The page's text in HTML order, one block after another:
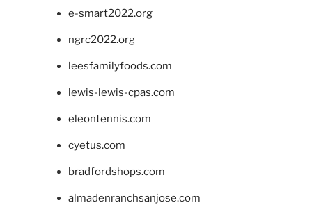
e-smart2022.org
ngrc2022.org
leesfamilyfoods.com
lewis-lewis-cpas.com
eleontennis.com
cyetus.com
bradfordshops.com
almadenranchsanjose.com